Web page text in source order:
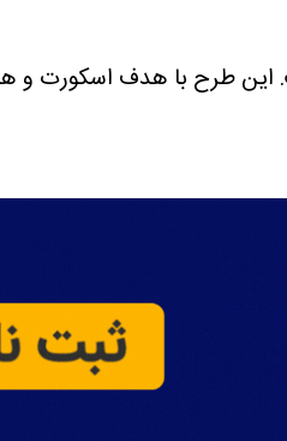
این طرح با هدف اسکورت و